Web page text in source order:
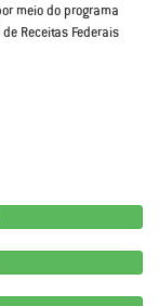
meio do programa
Receitas Federais